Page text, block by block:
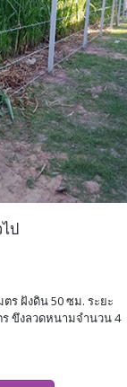
ป
ตร ฝังดิน 50 ซม. ระยะ
ร ขึงลวดหนามจำนวน 4